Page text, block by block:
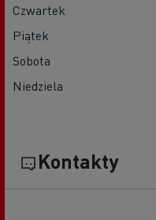
Czwartek
Piątek
Sobota
Niedziela
Kontakty